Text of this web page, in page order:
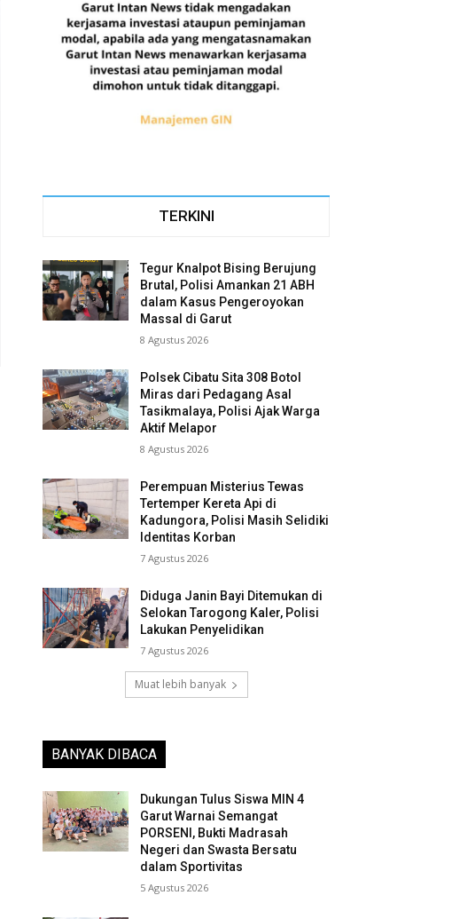
TERKINI
Tegur Knalpot Bising Berujung
Brutal, Polisi Amankan 21 ABH
dalam Kasus Pengeroyokan
Massal di Garut
8 Agustus 2026
Polsek Cibatu Sita 308 Botol
Miras dari Pedagang Asal
Tasikmalaya, Polisi Ajak Warga
Aktif Melapor
8 Agustus 2026
Perempuan Misterius Tewas
Tertemper Kereta Api di
Kadungora, Polisi Masih Selidiki
Identitas Korban
7 Agustus 2026
Diduga Janin Bayi Ditemukan di
Selokan Tarogong Kaler, Polisi
Lakukan Penyelidikan
7 Agustus 2026
Muat lebih banyak
BANYAK DIBACA
Dukungan Tulus Siswa MIN 4
Garut Warnai Semangat
PORSENI, Bukti Madrasah
Negeri dan Swasta Bersatu
dalam Sportivitas
5 Agustus 2026